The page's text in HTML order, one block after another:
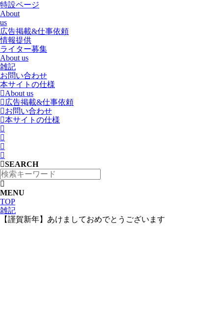
特設ページ
About
us
広告掲載&仕事依頼
情報提供
ライター募集
About us
雑記
お問い合わせ
本サイトの仕様
About us
広告掲載&仕事依頼
お問い合わせ
本サイトの仕様
SEARCH
MENU
TOP
雑記
【謹賀新年】あけましておめでとうございます